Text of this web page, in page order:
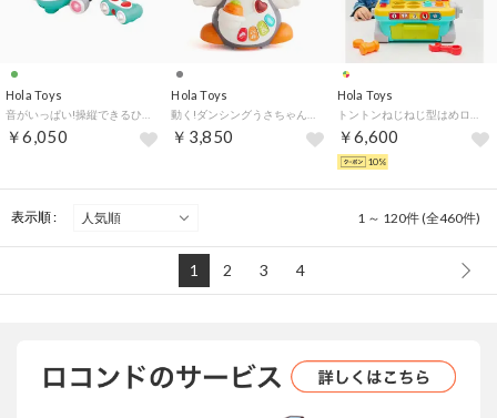
Hola Toys
￥6,050
Hola Toys
￥3,850
Hola Toys
￥6,600
10%
表示順 : 1 ～ 120件 (全460件)
1 2 3 4